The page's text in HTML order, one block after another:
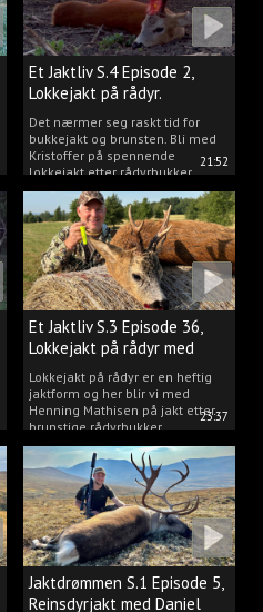
21:52
Et Jaktliv S.4 Episode 2,
Lokkejakt på rådyr.
Det nærmer seg raskt tid for
bukkejakt og brunsten. Bli med
Kristoffer på spennende
lokkejakt etter rådyrbukker.
23:37
Et Jaktliv S.3 Episode 36,
Lokkejakt på rådyr med
Henning Mathisen
Lokkejakt på rådyr er en heftig
jaktform og her blir vi med
Henning Mathisen på jakt etter
brunstige rådyrbukker.
Jaktdrømmen S.1 Episode 5,
Reinsdyrjakt med Daniel